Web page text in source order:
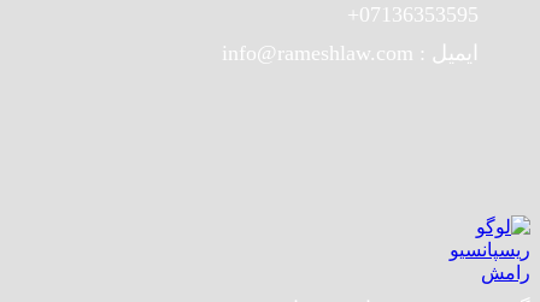
07136353595+
ایمیل : info@rameshlaw.com